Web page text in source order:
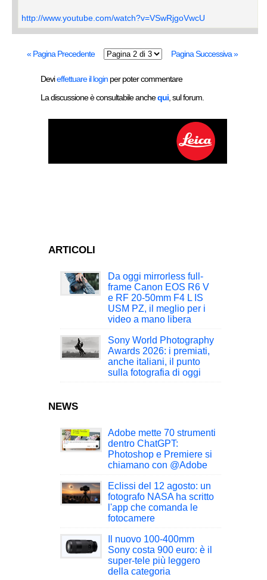
http://www.youtube.com/watch?v=VSwRjgoVwcU
« Pagina Precedente Pagina Successiva »
Devieffettuare il login per poter commentare
La discussione è consultabile anchequi , sul forum.
ARTICOLI
Da oggi mirrorless full-
frame Canon EOS R6 V
e RF 20-50mm F4 L IS
USM PZ, il meglio per i
video a mano libera
Sony World Photography
Awards 2026: i premiati,
anche italiani, il punto
sulla fotografia di oggi
NEWS
Adobe mette 70 strumenti
dentro ChatGPT:
Photoshop e Premiere si
chiamano con @Adobe
Eclissi del 12 agosto: un
fotografo NASA ha scritto
l'app che comanda le
fotocamere
Il nuovo 100-400mm
Sony costa 900 euro: è il
super-tele più leggero
della categoria